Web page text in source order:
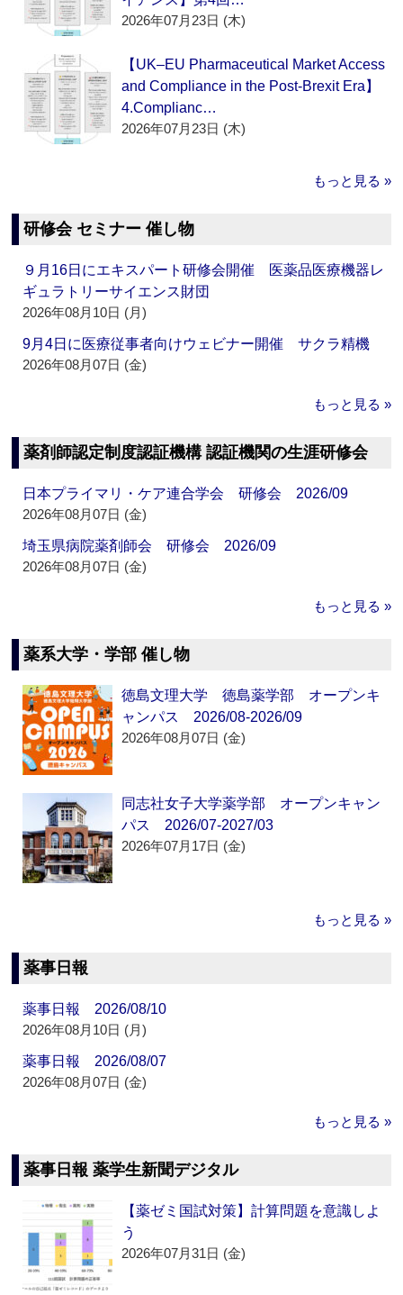
2026年07月23日 (木)
【UK–EU Pharmaceutical Market Access
and Compliance in the Post-Brexit Era】
4.Complianc…
2026年07月23日 (木)
もっと見る »
研修会 セミナー 催し物
９月16日にエキスパート研修会開催 医薬品医療機器レ
ギュラトリーサイエンス財団
2026年08月10日 (月)
9月4日に医療従事者向けウェビナー開催 サクラ精機
2026年08月07日 (金)
もっと見る »
薬剤師認定制度認証機構 認証機関の生涯研修会
日本プライマリ・ケア連合学会 研修会 2026/09
2026年08月07日 (金)
埼玉県病院薬剤師会 研修会 2026/09
2026年08月07日 (金)
もっと見る »
薬系大学・学部 催し物
徳島文理大学 徳島薬学部 オープンキ
ャンパス 2026/08-2026/09
2026年08月07日 (金)
同志社女子大学薬学部 オープンキャン
パス 2026/07-2027/03
2026年07月17日 (金)
もっと見る »
薬事日報
薬事日報 2026/08/10
2026年08月10日 (月)
薬事日報 2026/08/07
2026年08月07日 (金)
もっと見る »
薬事日報 薬学生新聞デジタル
【薬ゼミ国試対策】計算問題を意識しよ
う
2026年07月31日 (金)